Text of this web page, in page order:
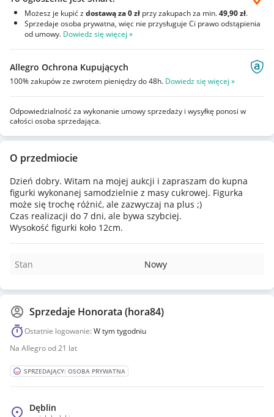
Możesz je kupić zdostawą za 0 zł przy zakupach za min.49,90 zł.
Sprzedaje osoba prywatna, więc nie przysługuje Ci prawo odstąpienia
od umowy. Dowiedz się więcej »
Allegro Ochrona Kupujących
100% zakupów ze zwrotem pieniędzy do 48h. Dowiedz się więcej »
Odpowiedzialność za wykonanie umowy sprzedaży i wysyłkę ponosi w
całości osoba sprzedająca.
O przedmiocie
Dzień dobry. Witam na mojej aukcji i zapraszam do kupna
figurki wykonanej samodzielnie z masy cukrowej. Figurka
może się trochę różnić, ale zazwyczaj na plus ;)
Czas realizacji do 7 dni, ale bywa szybciej.
Wysokość figurki koło 12cm.
Stan Nowy
Sprzedaje Honorata (hora84)
Ostatnie logowanie:W tym tygodniu
Na Allegro od 21 lat
SPRZEDAJĄCY: OSOBA PRYWATNA
Dęblin